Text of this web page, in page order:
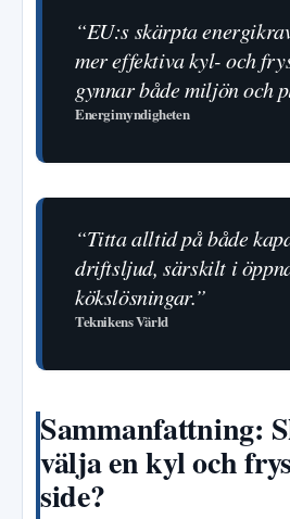
“EU:s skärpta
mer effektiva kyl- och
gynnar både miljön och
Energimyndigheten
“Titta alltid på både
driftsljud, särskilt i
kökslösningar.”
Teknikens Värld
Sammanfattning:
välja en kyl och
side?